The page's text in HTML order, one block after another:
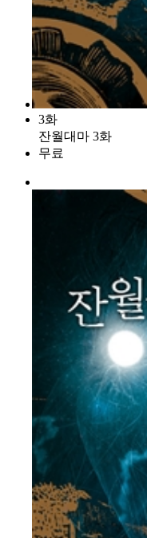
3화
잔월대마 3화
무료